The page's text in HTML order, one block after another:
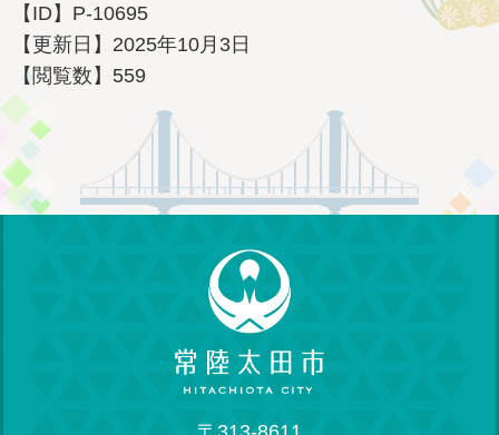
【ID】 P-10695
【更新日】 2025年10月3日
【閲覧数】 559